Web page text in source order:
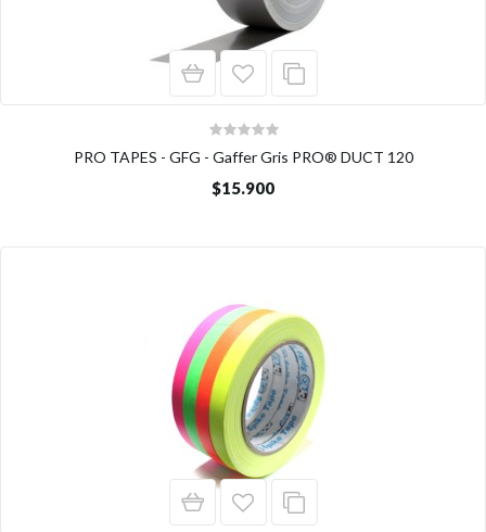
PRO TAPES - GFG - Gaffer Gris PRO® DUCT 120
$15.900